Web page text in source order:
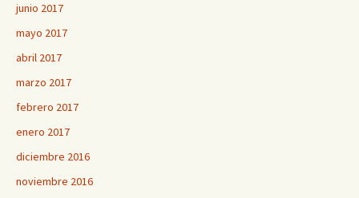
junio 2017
mayo 2017
abril 2017
marzo 2017
febrero 2017
enero 2017
diciembre 2016
noviembre 2016